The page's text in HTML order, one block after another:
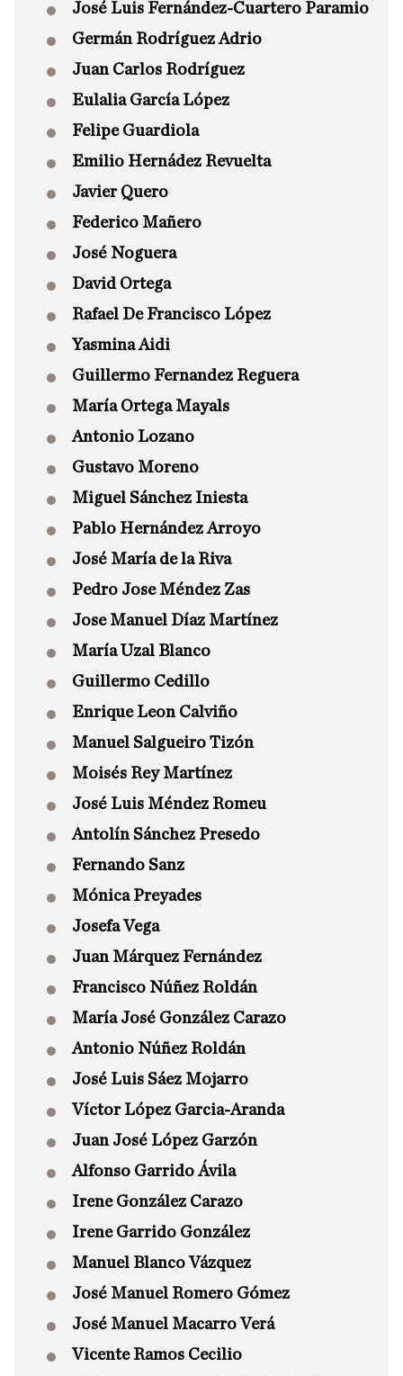
José Luis Fernández-Cuartero Paramio
Germán Rodríguez Adrio
Juan Carlos Rodríguez
Eulalia García López
Felipe Guardiola
Emilio Hernádez Revuelta
Javier Quero
Federico Mañero
José Noguera
David Ortega
Rafael De Francisco López
Yasmina Aidi
Guillermo Fernandez Reguera
María Ortega Mayals
Antonio Lozano
Gustavo Moreno
Miguel Sánchez Iniesta
Pablo Hernández Arroyo
José María de la Riva
Pedro Jose Méndez Zas
Jose Manuel Díaz Martínez
María Uzal Blanco
Guillermo Cedillo
Enrique Leon Calviño
Manuel Salgueiro Tizón
Moisés Rey Martínez
José Luis Méndez Romeu
Antolín Sánchez Presedo
Fernando Sanz
Mónica Preyades
Josefa Vega
Juan Márquez Fernández
Francisco Núñez Roldán
María José González Carazo
Antonio Núñez Roldán
José Luis Sáez Mojarro
Víctor López Garcia-Aranda
Juan José López Garzón
Alfonso Garrido Ávila
Irene González Carazo
Irene Garrido González
Manuel Blanco Vázquez
José Manuel Romero Gómez
José Manuel Macarro Verá
Vicente Ramos Cecilio